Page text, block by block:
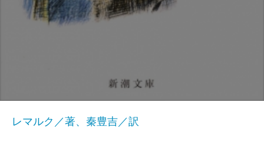
レマルク／著、秦豊吉／訳